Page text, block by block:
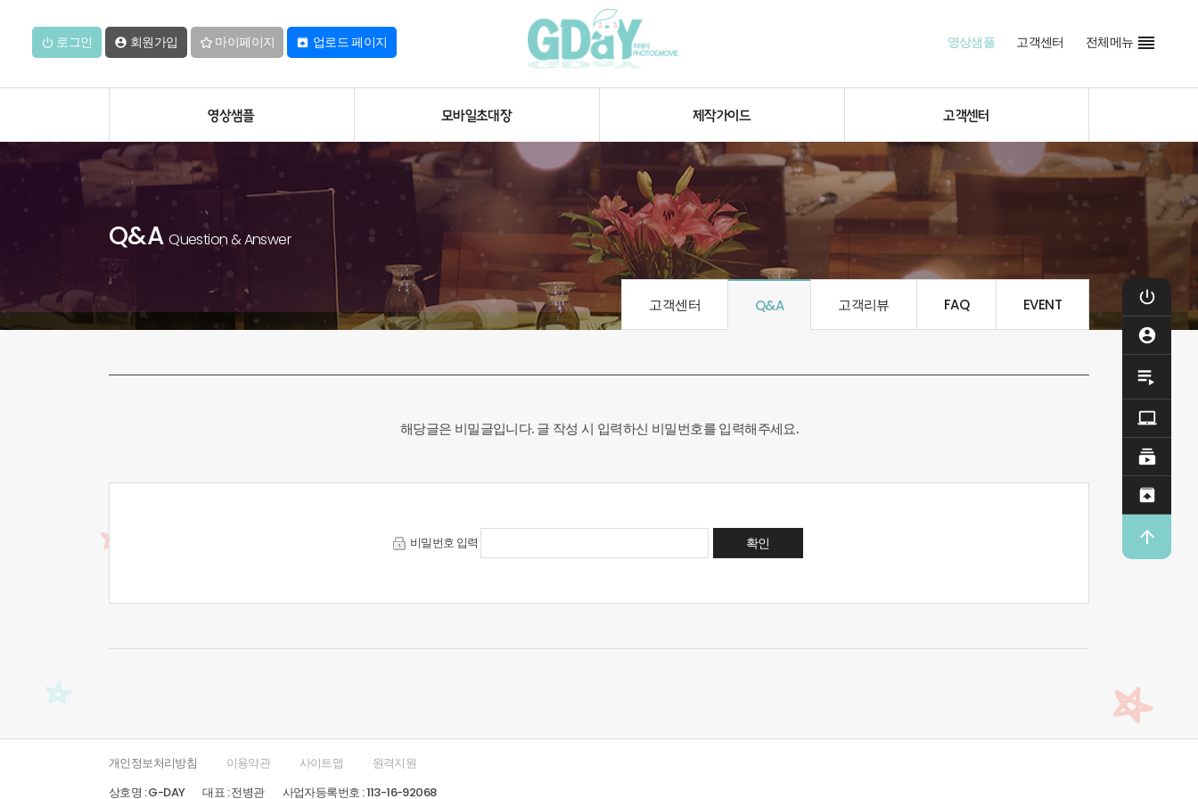
로그인  회원가입 마이페이지  업로드 페이지 영상샘플 고객센터 전체메뉴 
영상샘플 모바일초대장 제작가이드 고객센터
Q&A Question & Answer
고객센터 Q&A 고객리뷰 FAQ EVENT
해당글은 비밀글입니다.글 작성 시 입력하신 비밀번호를 입력해주세요.
비밀번호 입력 확인
개인정보처리방침 이용약관 사이트맵
원격지원
상호명 : G-DAY
대표 : 전병관 사업자등록번호 : 113-16-92068

 마이




